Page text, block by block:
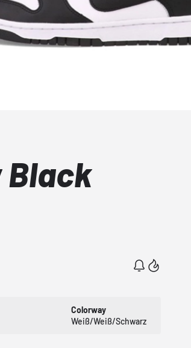
Black
Colorway
Weiß/Weiß/Schwarz